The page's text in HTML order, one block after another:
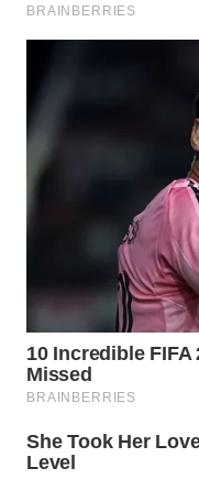
UTARA
PADANG
SUMEDANG
WN
CIANJUR
KEPULAUAN
SERIBU